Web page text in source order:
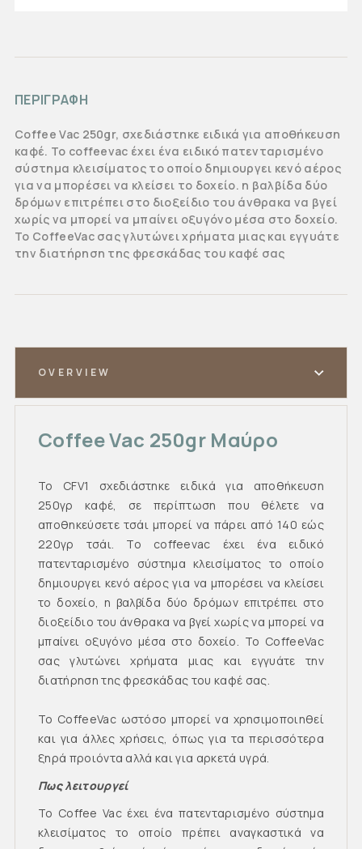
ΠΕΡΙΓΡΑΦΗ
Coffee Vac 250gr, σχεδιάστηκε ειδικά για αποθήκευση
καφέ. Το coffeevac έχει ένα ειδικό πατενταρισμένο
σύστημα κλεισίματος το οποίο δημιουργει κενό αέρος
για να μπορέσει να κλείσει το δοχείο. η βαλβίδα δύο
δρόμων επιτρέπει στο διοξείδιο του άνθρακα να βγεί
χωρίς να μπορεί να μπαίνει οξυγόνο μέσα στο δοχείο.
Το CoffeeVac σας γλυτώνει χρήματα μιας και εγγυάτε
την διατήρηση της φρεσκάδας του καφέ σας
OVERVIEW
Coffee Vac 250gr Μαύρο
Το CFV1 σχεδιάστηκε ειδικά για αποθήκευση
250γρ καφέ, σε περίπτωση που θέλετε να
αποθηκεύσετε τσάι μπορεί να πάρει από 140 εώς
220γρ τσάι. Το coffeevac έχει ένα ειδικό
πατενταρισμένο σύστημα κλεισίματος το οποίο
δημιουργει κενό αέρος για να μπορέσει να κλείσει
το δοχείο, η βαλβίδα δύο δρόμων επιτρέπει στο
διοξείδιο του άνθρακα να βγεί χωρίς να μπορεί να
μπαίνει οξυγόνο μέσα στο δοχείο. Το CoffeeVac
σας γλυτώνει χρήματα μιας και εγγυάτε την
διατήρηση της φρεσκάδας του καφέ σας.
Το CoffeeVac ωστόσο μπορεί να χρησιμοποιηθεί
και για άλλες χρήσεις, όπως για τα περισσότερα
ξηρά προιόντα αλλά και για αρκετά υγρά.
Πως λειτουργεί
Το Coffee Vac έχει ένα πατενταρισμένο σύστημα
κλεισίματος το οποίο πρέπει αναγκαστικά να